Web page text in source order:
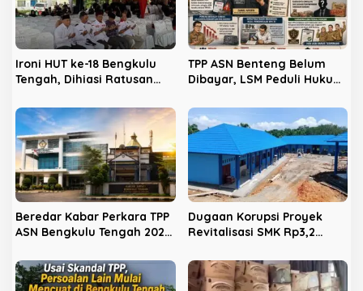
o
s
Ironi HUT ke-18 Bengkulu
Tengah, Dihiasi Ratusan
Para Kades Tak Hadir?
TPP ASN Benteng Belum
Dibayar, LSM Peduli Hukum
Polda
Beredar Kabar Perkara TPP
ASN Bengkulu Tengah 2025
Faktanya
Dugaan Korupsi Proyek
Revitalisasi SMK Rp3,2
Periksa Kabid SMK Dikbud
Provinsi